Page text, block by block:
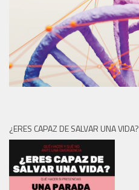
¿ERES CAPAZ DE SALVAR UNA VIDA?